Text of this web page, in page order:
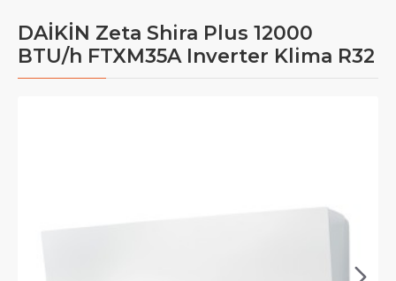
DAİKİN Zeta Shira Plus 12000
BTU/h FTXM35A Inverter Klima R32